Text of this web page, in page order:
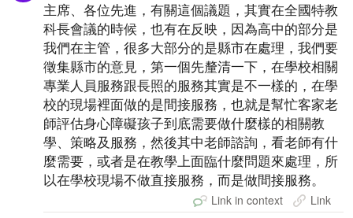
主席、各位先進，有關這個議題，其實在全國特教
科長會議的時候，也有在反映，因為高中的部分是
我們在主管，很多大部分的是縣市在處理，我們要
徵集縣市的意見，第一個先釐清一下，在學校相關
專業人員服務跟長照的服務其實是不一樣的，在學
校的現場裡面做的是間接服務，也就是幫忙客家老
師評估身心障礙孩子到底需要做什麼樣的相關教
學、策略及服務，然後其中老師諮詢，看老師有什
麼需要，或者是在教學上面臨什麼問題來處理，所
以在學校現場不做直接服務，而是做間接服務。
Link in context Link